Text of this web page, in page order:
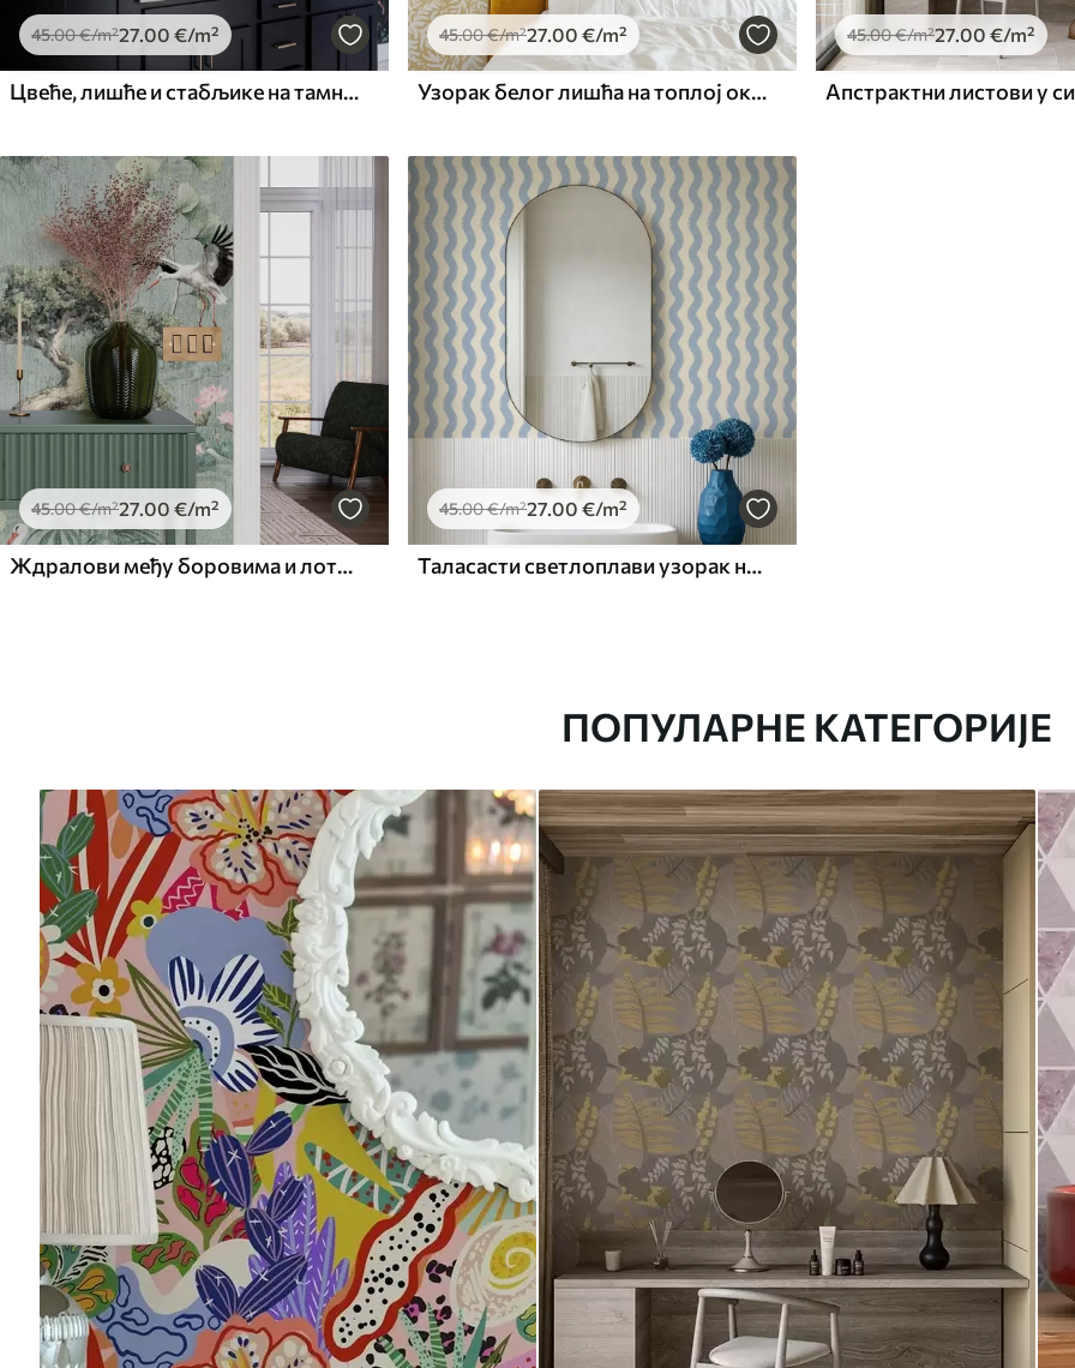
45.00€/m²27.00 €/m²
Цвеће, лишће и стабљике на тамној позадини
45.00€/m²27.00 €/m²
Узорак белог лишћа на топлој окер боји, вртложни ритам
45.00€/m²27.00 €/m²
45.00€/m²27.00 €/m²
Ждралови међу боровима и лотосима на мирној зеленој позадини
45.00€/m²27.00 €/m²
Таласасти светлоплави узорак на светлој позадини
ПОПУЛАРНЕ КАТЕГОРИЈЕ